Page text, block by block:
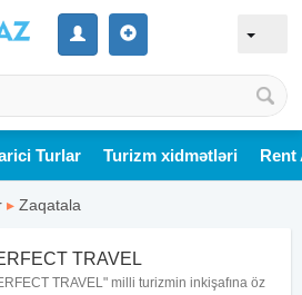
Turlar Turizm xidmətləri Rent
▸ Zaqatala
TRAVEL
TRAVEL" milli turizmin inkişafına öz